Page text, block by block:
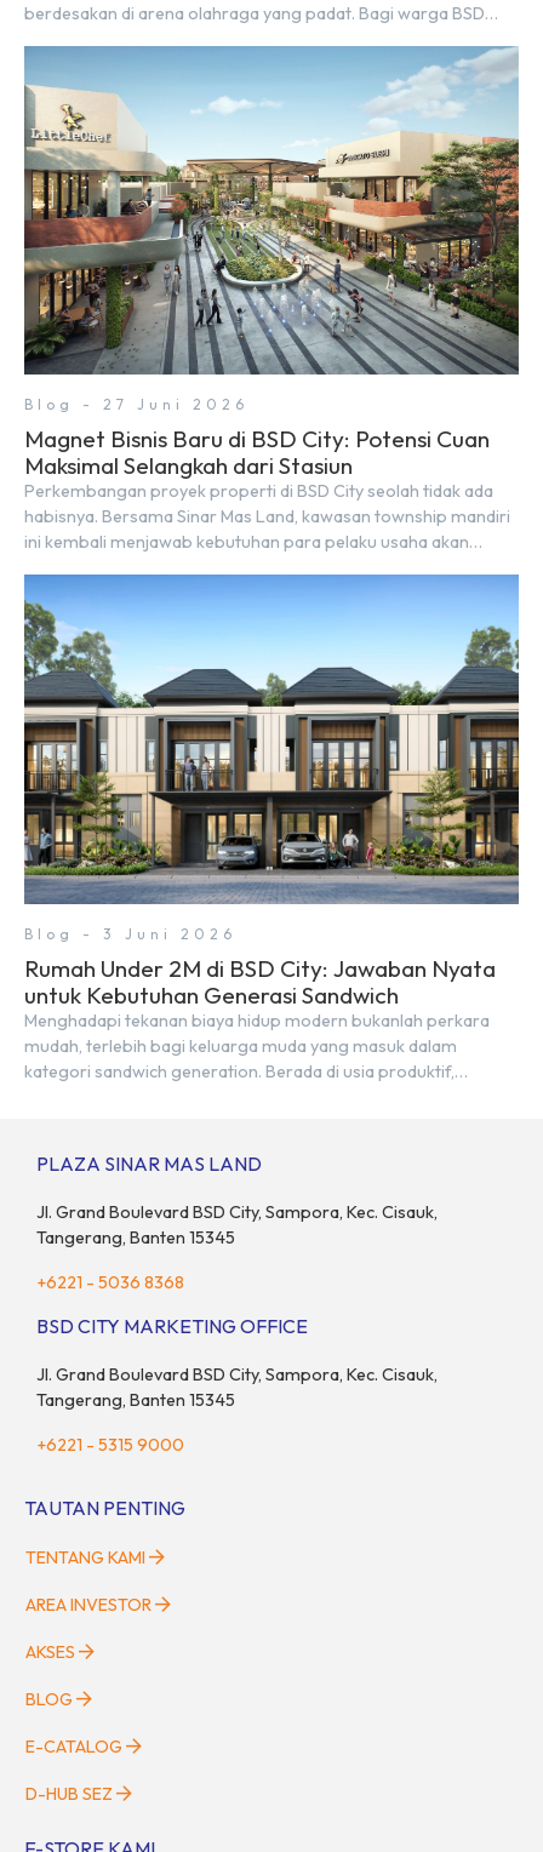
berdesakan di arena olahraga yang padat. Bagi warga BSD
sekitar yang rindang, estetik, dan menenangkan. Sebagai
kawasan township terpadu, BSD City terus bertransformasi
menjadi area hunian modern yang sangat mendukung […]
Blog - 27 Juni 2026
Magnet Bisnis Baru di BSD City: Potensi Cuan
Maksimal Selangkah dari Stasiun
Perkembangan proyek properti di BSD City seolah tidak ada
habisnya. Bersama Sinar Mas Land, kawasan township mandiri
ini kembali menjawab kebutuhan para pelaku usaha akan
Alley Walk. Ruko terbaru di BSD City ini datang dengan
keunggulan geografis yang sangat strategis. Letaknya
menempel langsung dengan dua pusat pergerakan massa […]
Blog - 3 Juni 2026
Rumah Under 2M di BSD City: Jawaban Nyata
untuk Kebutuhan Generasi Sandwich
Menghadapi tekanan biaya hidup modern bukanlah perkara
mudah, terlebih bagi keluarga muda yang masuk dalam
kategori sandwich generation. Berada di usia produktif,
Fenomena urban ini kian marak di kota-kota besar, termasuk di
PLAZA SINAR MAS LAND
Jl. Grand Boulevard BSD City, Sampora, Kec. Cisauk,
Tangerang, Banten 15345
+6221 - 5036 8368
BSD CITY MARKETING OFFICE
Jl. Grand Boulevard BSD City, Sampora, Kec. Cisauk,
Tangerang, Banten 15345
+6221 - 5315 9000
TAUTAN PENTING
TENTANG KAMI
AREA INVESTOR
AKSES
BLOG
E-CATALOG
D-HUB SEZ